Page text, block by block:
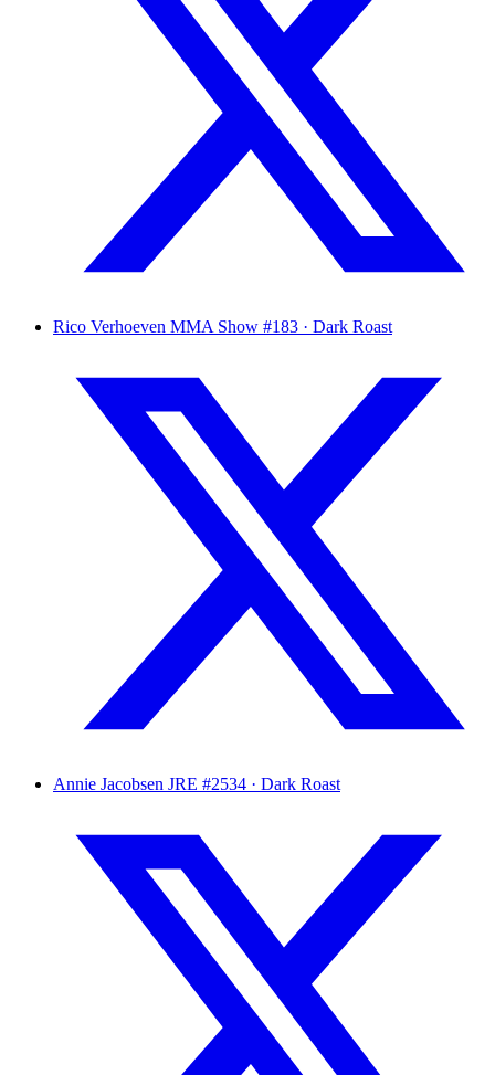
Rico Verhoeven MMA Show #183 · Dark Roast
Annie Jacobsen JRE #2534 · Dark Roast